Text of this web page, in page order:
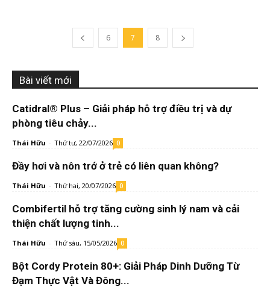
6 7 8
Bài viết mới
Catidral® Plus – Giải pháp hỗ trợ điều trị và dự
phòng tiêu chảy...
Thái Hữu - Thứ tư, 22/07/2026 0
Đầy hơi và nôn trớ ở trẻ có liên quan không?
Thái Hữu - Thứ hai, 20/07/2026 0
Combifertil hỗ trợ tăng cường sinh lý nam và cải
thiện chất lượng tinh...
Thái Hữu - Thứ sáu, 15/05/2026 0
Bột Cordy Protein 80+: Giải Pháp Dinh Dưỡng Từ
Đạm Thực Vật Và Đông...